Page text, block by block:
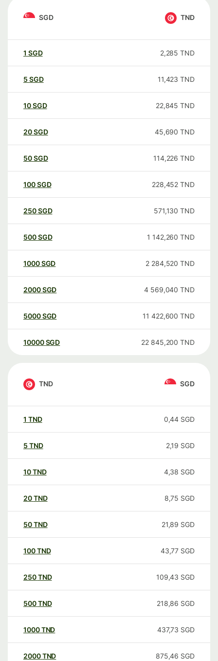
SGD TND
1 SGD 2,285 TND
5 SGD 11,423 TND
10SGD 22,845 TND
20SGD 45,690 TND
50SGD 114,226 TND
100SGD 228,452 TND
250SGD 571,130 TND
500SGD 1 142,260 TND
1000SGD 2 284,520 TND
2000SGD 4 569,040 TND
5000SGD 11 422,600 TND
10000 SGD 22 845,200 TND
TND SGD
1 TND 0,44 SGD
5 TND 2,19 SGD
10TND 4,38 SGD
20TND 8,75 SGD
50TND 21,89 SGD
100TND 43,77 SGD
250TND 109,43 SGD
500TND 218,86 SGD
1000TND 437,73 SGD
2000TND 875,46 SGD